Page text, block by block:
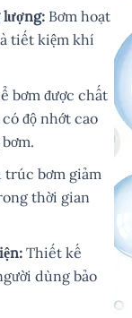
lượng: Bơm hoạt
tiết kiệm khí
bơm được chất
độ nhớt cao
trúc bơm giảm
thời gian
Thiết kế
dùng bảo